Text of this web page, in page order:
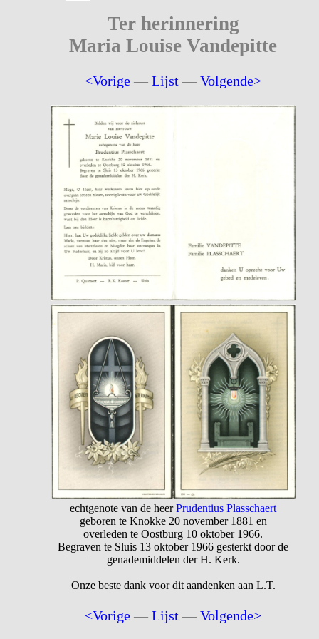
Ter herinnering
Maria Louise Vandepitte
<Vorige —Lijst —Volgende>
echtgenote van de heerPrudentius Plasschaert
geboren te Knokke 20 november 1881 en
overleden te Oostburg 10 oktober 1966.
Begraven te Sluis 13 oktober 1966 gesterkt door de
genademiddelen der H. Kerk.
Onze beste dank voor dit aandenken aan L.T.
<Vorige —Lijst —Volgende>